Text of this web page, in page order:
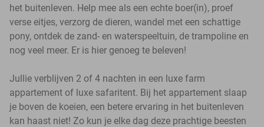
het buitenleven. Help mee als een echte boer(in), proef
verse eitjes, verzorg de dieren, wandel met een schattige
pony, ontdek de zand- en waterspeeltuin, de trampoline en
nog veel meer. Er is hier genoeg te beleven!
Jullie verblijven 2 of 4 nachten in een luxe farm
appartement of luxe safaritent. Bij het appartement slaap
je boven de koeien, een betere ervaring in het buitenleven
kan haast niet! Zo kun je elke dag deze prachtige beesten